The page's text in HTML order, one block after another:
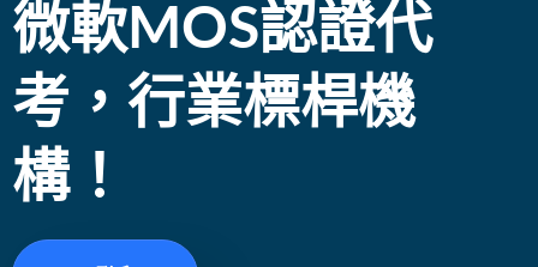
微軟MOS認證代
考，行業標桿機
構！